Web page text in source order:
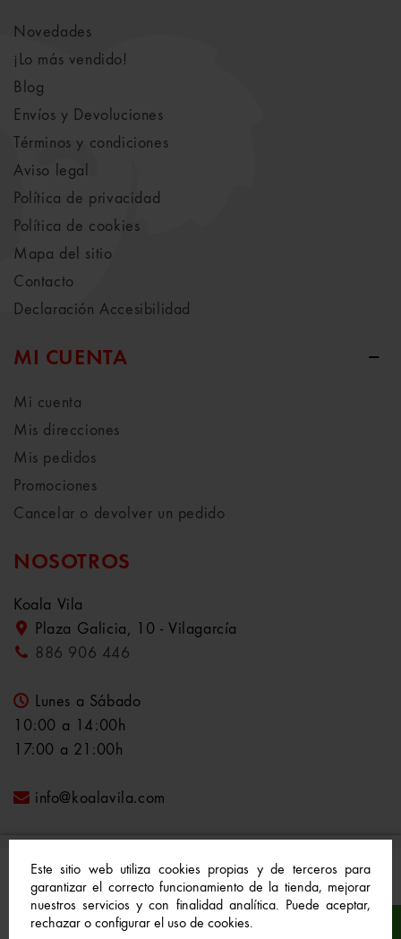
Este sitio web utiliza cookies propias y de terceros para
garantizar el correcto funcionamiento de la tienda, mejorar
nuestros servicios y con finalidad analítica. Puede aceptar,
rechazar o configurar el uso de cookies.
Novedades
¡Lo más vendido!
Blog
Envíos y Devoluciones
Términos y condiciones
Aviso legal
Política de privacidad
Política de cookies
Mapa del sitio
Contacto
Declaración Accesibilidad
MI CUENTA
Mi cuenta
Mis direcciones
Mis pedidos
Promociones
Cancelar o devolver un pedido
NOSOTROS
Koala Vila
Plaza Galicia, 10 - Vilagarcía
886 906 446
Lunes a Sábado
10:00 a 14:00h
17:00 a 21:00h
info@koalavila.com
© 2021-2022 Koala Vila™. Todos los derechos